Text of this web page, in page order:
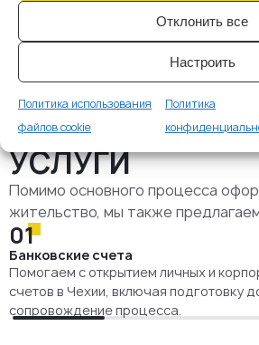
Отклонить все
Настроить
Политика использования
файлов cookie
Политика
УСЛУГИ
Помимо основного процесса
жительство, мы также
01
Банковские счета
Помогаем с открытием личных и
счетов в Чехии, включая подготовку
сопровождение процесса.